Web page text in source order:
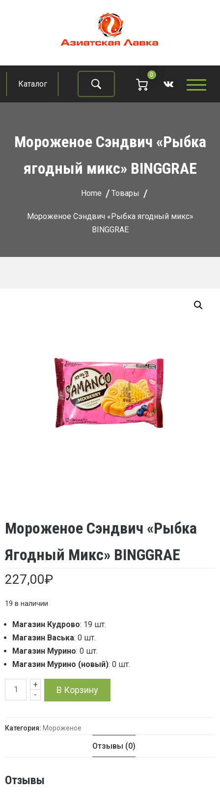
Азиатская лавка
Продукты из восточно-азиатских стран
Каталог
0
Мороженое Сэндвич «Рыбка
ягодный микс» BINGGRAE
Home Товары
Мороженое Сэндвич «Рыбка ягодный микс»
BINGGRAE
Мороженое Сэндвич «Рыбка
Ягодный Микс» BINGGRAE
227,00₽
19 в наличии
Магазин Кудрово: 19 шт.
Магазин Васька: 0 шт.
Магазин Мурино: 0 шт.
Магазин Мурино (новый): 0 шт.
-
Количество
Мороженое
"Рыбка
+
В Корзину
Категория: Мороженое
Отзывы (0)
Отзывы